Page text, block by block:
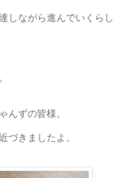
しながら進んでいくらし
んずの皆様。
づきましたよ。